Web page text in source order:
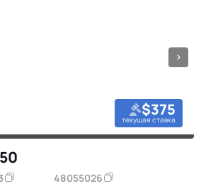
$375
текущая ставка
48055026